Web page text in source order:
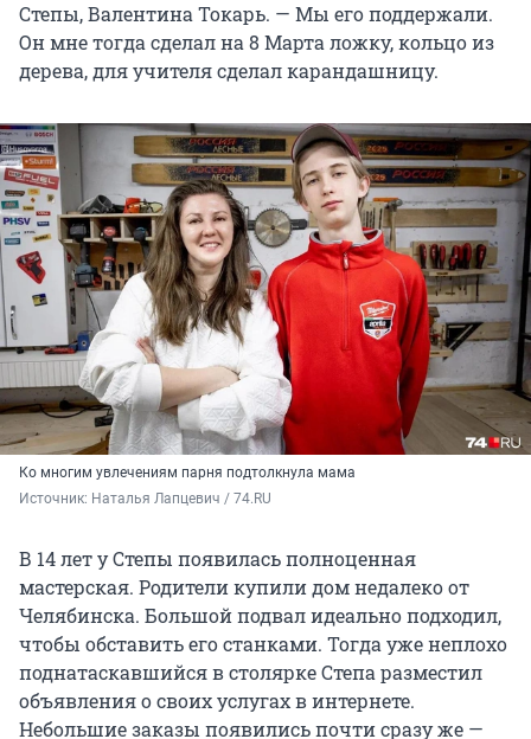
Степы, Валентина Токарь. — Мы его поддержали.
Он мне тогда сделал на 8 Марта ложку, кольцо из
дерева, для учителя сделал карандашницу.
Ко многим увлечениям парня подтолкнула мама
Источник: Наталья Лапцевич / 74.RU
В 14 лет у Степы появилась полноценная
мастерская. Родители купили дом недалеко от
Челябинска. Большой подвал идеально подходил,
чтобы обставить его станками. Тогда уже неплохо
поднатаскавшийся в столярке Степа разместил
объявления о своих услугах в интернете.
Небольшие заказы появились почти сразу же —